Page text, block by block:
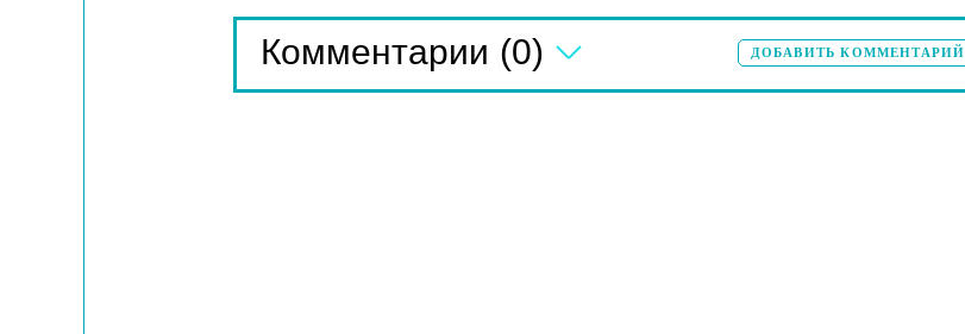
Комментарии (0) ДОБАВИТЬ КОММЕНТАРИЙ